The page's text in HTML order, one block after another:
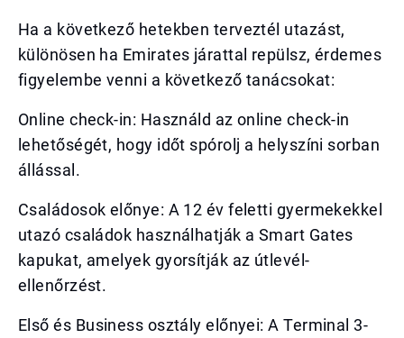
Ha a következő hetekben terveztél utazást,
különösen ha Emirates járattal repülsz, érdemes
figyelembe venni a következő tanácsokat:
Online check-in: Használd az online check-in
lehetőségét, hogy időt spórolj a helyszíni sorban
állással.
Családosok előnye: A 12 év feletti gyermekekkel
utazó családok használhatják a Smart Gates
kapukat, amelyek gyorsítják az útlevél-
ellenőrzést.
Első és Business osztály előnyei: A Terminal 3-